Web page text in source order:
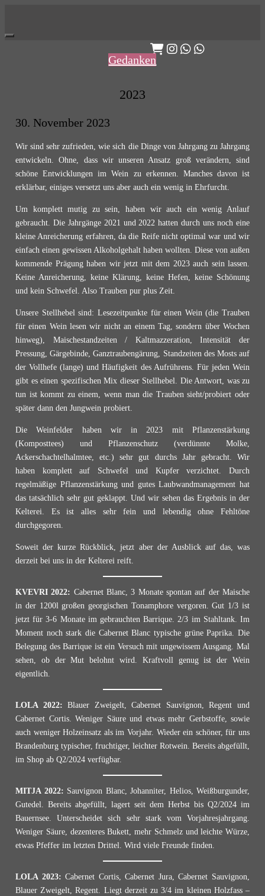
to
Gedanken
2023
30. November 2023
Wir sind sehr zufrieden, wie sich die Dinge von Jahrgang zu Jahrgang
entwickeln. Ohne, dass wir unseren Ansatz groß verändern, sind
schöne Entwicklungen im Wein zu erkennen. Manches davon ist
erklärbar, einiges versetzt uns aber auch ein wenig in Ehrfurcht.
Um komplett mutig zu sein, haben wir auch ein wenig Anlauf
gebraucht. Die Jahrgänge 2021 und 2022 hatten durch uns noch eine
kleine Anreicherung erfahren, da die Reife nicht optimal war und wir
einfach einen gewissen Alkoholgehalt haben wollten. Diese von außen
kommende Prägung haben wir jetzt mit dem 2023 auch sein lassen.
Keine Anreicherung, keine Klärung, keine Hefen, keine Schönung
und kein Schwefel. Also Trauben pur plus Zeit.
Unsere Stellhebel sind: Lesezeitpunkte für einen Wein (die Trauben
für einen Wein lesen wir nicht an einem Tag, sondern über Wochen
hinweg), Maischestandzeiten / Kaltmazzeration, Intensität der
Pressung, Gärgebinde, Ganztraubengärung, Standzeiten des Mosts auf
der Vollhefe (lange) und Häufigkeit des Aufrührens. Für jeden Wein
gibt es einen spezifischen Mix dieser Stellhebel. Die Antwort, was zu
tun ist kommt zu einem, wenn man die Trauben sieht/probiert oder
später dann den Jungwein probiert.
Die Weinfelder haben wir in 2023 mit Pflanzenstärkung
(Komposttees) und Pflanzenschutz (verdünnte Molke,
Ackerschachtelhalmtee, etc.) sehr gut durchs Jahr gebracht. Wir
haben komplett auf Schwefel und Kupfer verzichtet. Durch
regelmäßige Pflanzenstärkung und gutes Laubwandmanagement hat
das tatsächlich sehr gut geklappt. Und wir sehen das Ergebnis in der
Kelterei. Es ist alles sehr fein und lebendig ohne Fehltöne
durchgegoren.
Soweit der kurze Rückblick, jetzt aber der Ausblick auf das, was
derzeit bei uns in der Kelterei reift.
KVEVRI 2022: Cabernet Blanc, 3 Monate spontan auf der Maische
in der 1200l großen georgischen Tonamphore vergoren. Gut 1/3 ist
jetzt für 3-6 Monate im gebrauchten Barrique. 2/3 im Stahltank. Im
Moment noch stark die Cabernet Blanc typische grüne Paprika. Die
Belegung des Barrique ist ein Versuch mit ungewissem Ausgang. Mal
sehen, ob der Mut belohnt wird. Kraftvoll genug ist der Wein
eigentlich.
LOLA 2022: Blauer Zweigelt, Cabernet Sauvignon, Regent und
Cabernet Cortis. Weniger Säure und etwas mehr Gerbstoffe, sowie
auch weniger Holzeinsatz als im Vorjahr. Wieder ein schöner, für uns
Brandenburg typischer, fruchtiger, leichter Rotwein. Bereits abgefüllt,
im Shop ab Q2/2024 verfügbar.
MITJA 2022: Sauvignon Blanc, Johanniter, Helios, Weißburgunder,
Gutedel. Bereits abgefüllt, lagert seit dem Herbst bis Q2/2024 im
Bauernsee. Unterscheidet sich sehr stark vom Vorjahresjahrgang.
Weniger Säure, dezenteres Bukett, mehr Schmelz und leichte Würze,
etwas Pfeffer im letzten Drittel. Wird viele Freunde finden.
LOLA 2023:Cabernet Cortis, Cabernet Jura, Cabernet Sauvignon,
Blauer Zweigelt, Regent. Liegt derzeit zu 3/4 im kleinen Holzfass –